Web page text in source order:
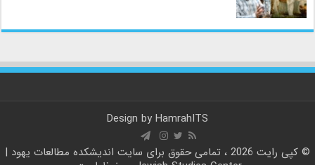
Design by HamrahITS
© کپی رایت 2026 ، تمامی حقوق برای سایت
اندیشکده مطالعات یهود |